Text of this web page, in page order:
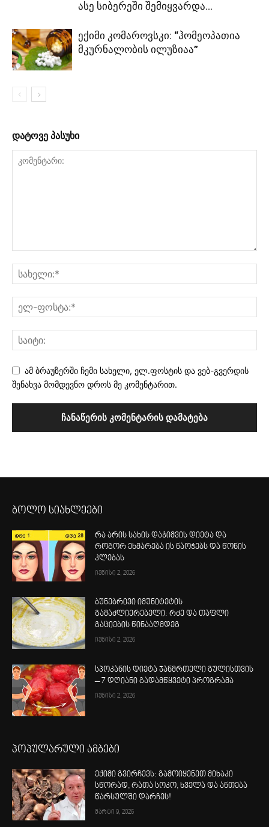
ასე სიბერეში შემიყვარდა...
ექიმი კომაროვსკი: “ჰომეოპათია
მკურნალობის ილუზიაა”
დატოვე პასუხი
ამ ბრაუზერში ჩემი სახელი, ელ.ფოსტის და ვებ-გვერდის
შენახვა მომდევნო დროს მე კომენტარით.
ბოლო სიახლეები
რა არის სახის დაჭიმვის დიეტა და
როგორ ეხმარება ის ნაოჭებს და წონის
კლებას
ივნისი 2, 2026
ბუნებრივი იმუნიტეტის
გამაძლიერებელი: რძე და თაფლი
გაციების წინააღმდეგ
ივნისი 2, 2026
სპოკანის დიეტა ჯანმრთელი გულისთვის
– 7 დღიანი გადამწყვეტი პროგრამა
ივნისი 2, 2026
პოპულარული ამბები
ექიმი გვირჩევს: გამოიყენეთ მიხაკი
სწორად, რათა სოკო, ხველა და ანთება
წარსულში დარჩეს!
მარტი 9, 2026